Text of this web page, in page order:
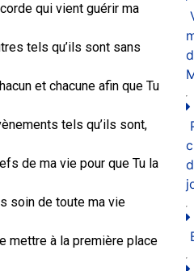
qui vient guérir ma
tels qu’ils sont sans
et chacune afin que Tu
tels qu’ils sont,
de ma vie pour que Tu la
soin de toute ma vie
mettre à la première place